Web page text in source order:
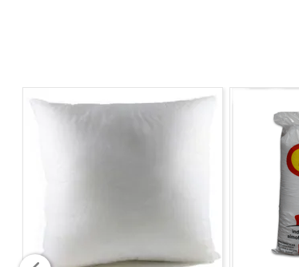
Assento 45 Cm de Largura e 41 Cm de
Encosto 45 Cm de Largura e Altura 51